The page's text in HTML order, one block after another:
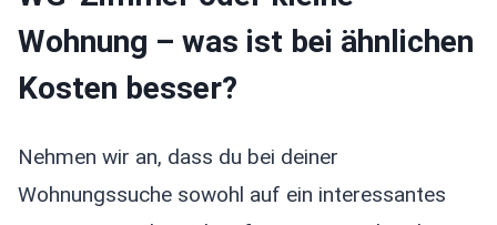
Wohnung – was ist bei ähnlichen
Kosten besser?
Nehmen wir an, dass du bei deiner
Wohnungssuche sowohl auf ein interessantes